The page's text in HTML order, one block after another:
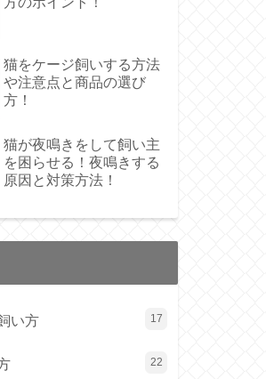
猫をケージ飼いする方法
や注意点と商品の選び
方！
猫が夜鳴きをして飼い主
を困らせる！夜鳴きする
原因と対策方法！
い方 17
22